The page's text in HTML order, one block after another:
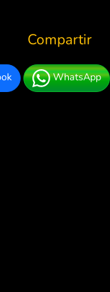
Compartir
WhatsApp